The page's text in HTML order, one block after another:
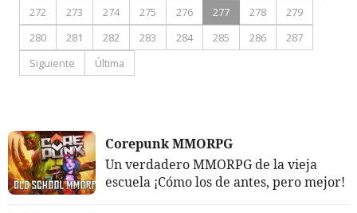
272
273 274 275 276 277 278
279
280
281 282 283 284 285 286
287
Siguiente
Última
Corepunk MMORPG
Un verdadero MMORPG de la vieja
escuela ¡Cómo los de antes, pero mejor!